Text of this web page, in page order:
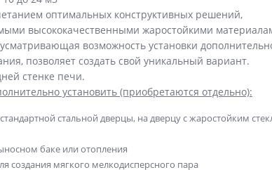
оптимальных конструктивных решений,
высококачественными жаростойкими
возможность установки
позволяет создать свой уникальный вариант.
стенке печи.
установить (приобретаются отдельно):
стальной дверцы, на дверцу с жаростойким
баке или отопления
создания мягкого мелкодисперсного пара